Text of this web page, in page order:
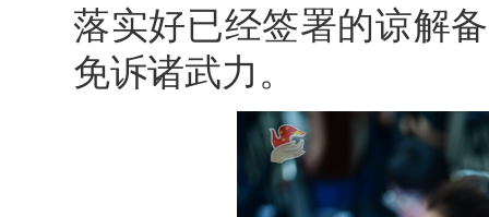
落实好已经签署的谅解
免诉诸武力。